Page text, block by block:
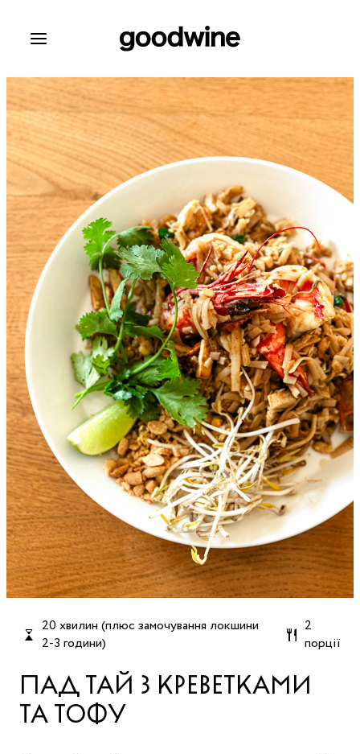
20 хвилин (плюс замочування локшини
2-3 години)
2
порції
ПАД ТАЙ З КРЕВЕТКАМИ
ТА ТОФУ